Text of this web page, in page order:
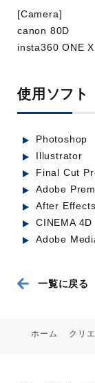
prazna様
業種：IT・ソフ
株式会社
業種：IT・ソフ
[Camera]
canon 80D
insta360 ONE X
使用ソフト
Photoshop
Illustrator
Final Cut
Adobe
After Effects
CINEMA 4D
Adobe
一覧に戻る
ホーム クリ